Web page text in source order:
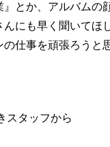
』とか、アルバムの
んにも早く聞いてほ
仕事を頑張ろうと
スタッフから